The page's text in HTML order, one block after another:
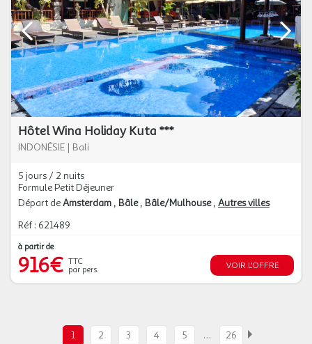
Hôtel Wina Holiday Kuta ***
INDONÉSIE | Bali
5 jours / 2 nuits
Formule Petit Déjeuner
Départ deAmsterdam Bâle Bâle/Mulhouse Autres villes
Réf : 621489
à partir de
916€ TTC
par pers.
VOIR L'OFFRE
1 2 3 4 5 … 26